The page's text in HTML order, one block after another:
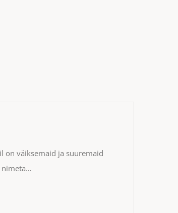
on väiksemaid ja suuremaid
nimeta…